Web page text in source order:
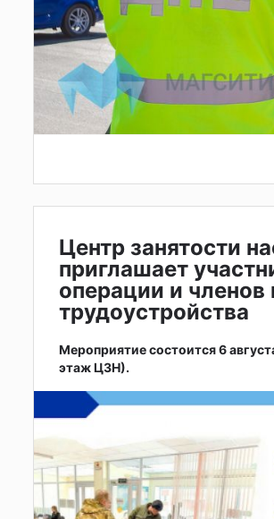
Центр занятости
приглашает
операции и
трудоустройства
Мероприятие состоится 6
этаж ЦЗН).